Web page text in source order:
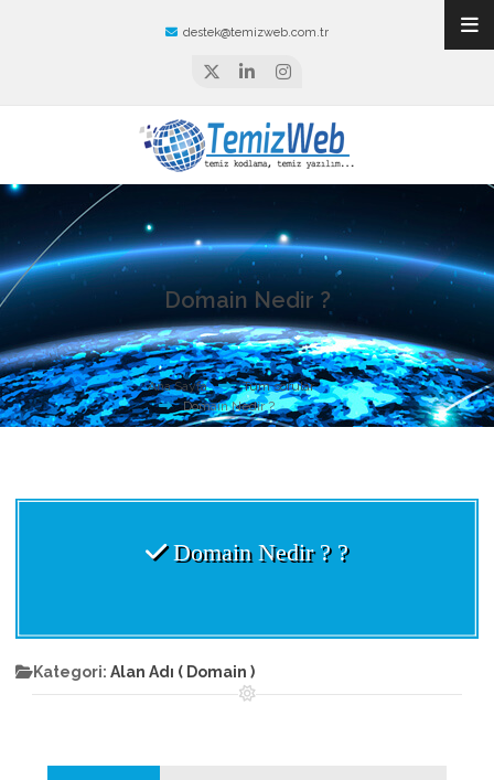
destek@temizweb.com.tr
Domain Nedir ?
Ana Sayfa
Tüm sorular
Domain Nedir ?
Domain Nedir ? ?
Kategori: Alan Adı ( Domain )